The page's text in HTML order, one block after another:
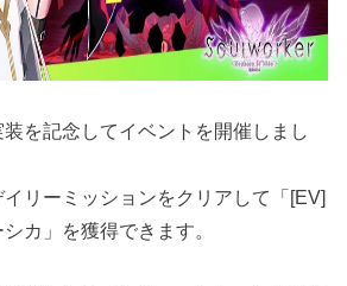
を記念してイベントを開催しまし
リーミッションをクリアして「[EV]
カ」を獲得できます。